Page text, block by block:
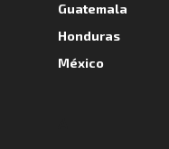
Guatemala
Honduras
México